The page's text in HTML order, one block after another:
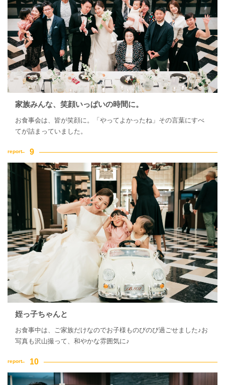
家族みんな、笑顔いっぱいの時間に。
お食事会は、皆が笑顔に。「やってよかったね」その言葉にすべ
てが詰まっていました。
姪っ子ちゃんと
お食事中は、ご家族だけなのでお子様ものびのび過ごせました♪お
写真も沢山撮って、和やかな雰囲気に♪